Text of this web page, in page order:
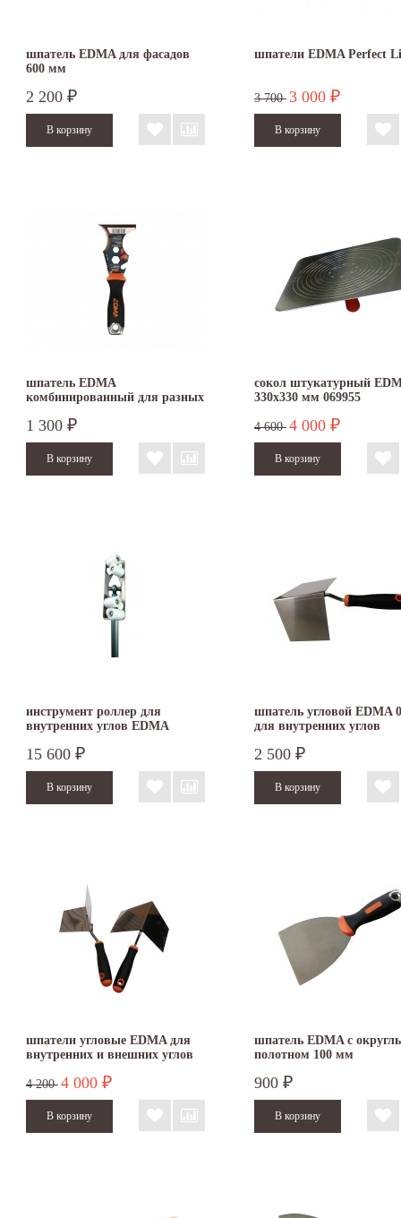
шпатель EDMA для фасадов
600 мм
2 200 ₽
шпатели EDMA Perfect
3 700 3 000 ₽
шпатель EDMA
комбинированный для разных
1 300 ₽
сокол штукатурный
330х330 мм 069955
4 600 4 000 ₽
инструмент роллер для
внутренних углов EDMA
15 600 ₽
шпатель угловой EDMA
для внутренних углов
2 500 ₽
шпатели угловые EDMA для
внутренних и внешних углов
4 200 4 000 ₽
шпатель EDMA с
полотном 100 мм
900 ₽